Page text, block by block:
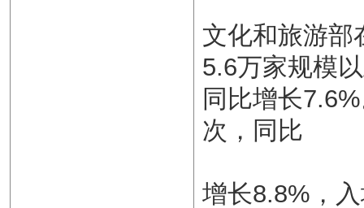
文化和旅游部
5.6万家规模
同比增长
次，同比
增长8.8%，